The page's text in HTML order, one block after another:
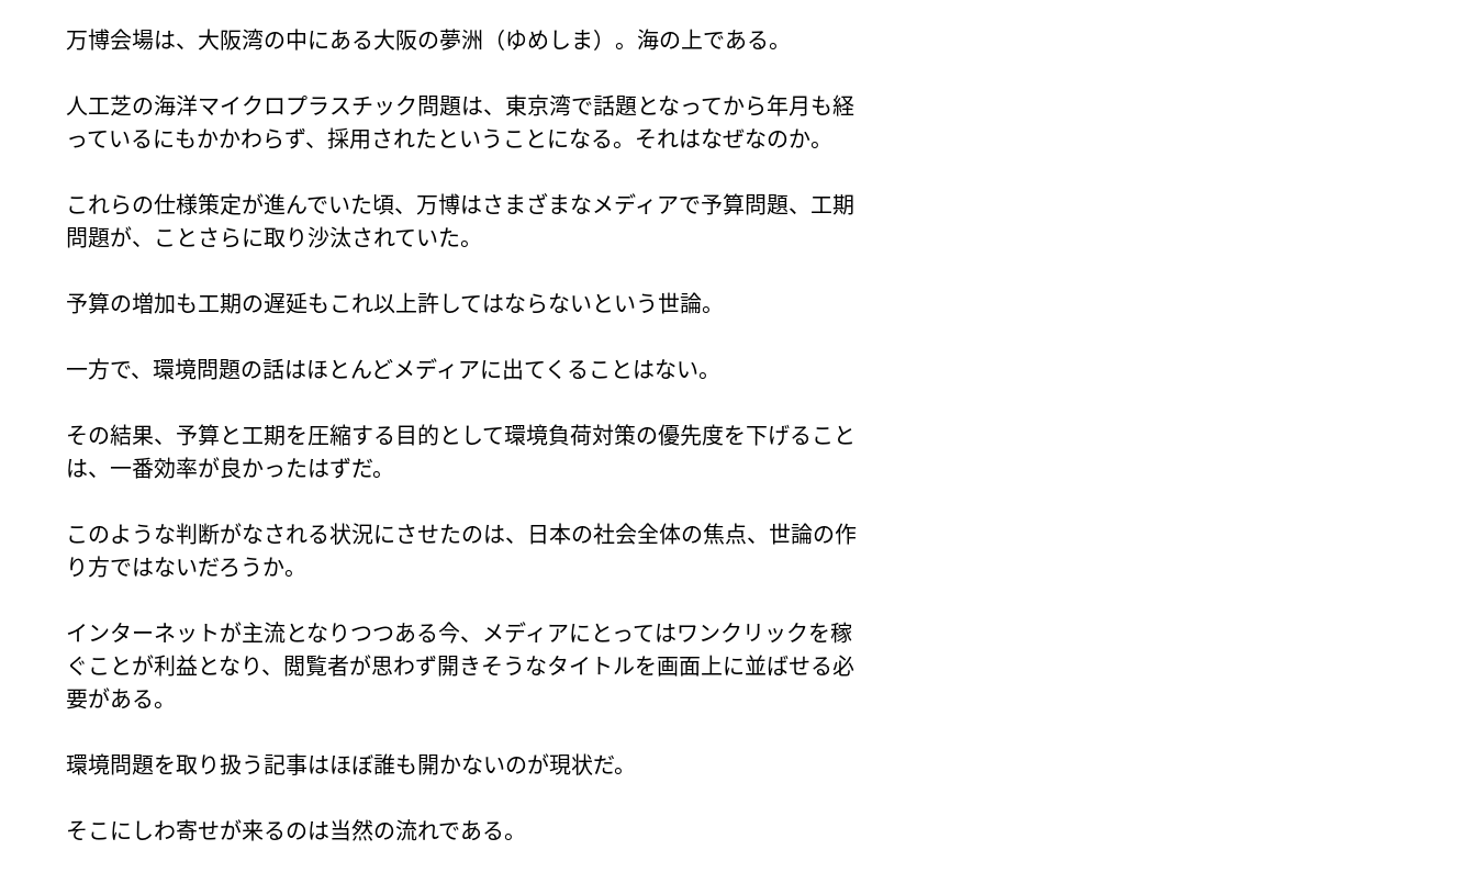
万博会場は、大阪湾の中にある大阪の夢洲（ゆめしま）。海の上である。
人工芝の海洋マイクロプラスチック問題は、東京湾で話題となってから年月も経
っているにもかかわらず、採用されたということになる。それはなぜなのか。
これらの仕様策定が進んでいた頃、万博はさまざまなメディアで予算問題、工期
問題が、ことさらに取り沙汰されていた。
予算の増加も工期の遅延もこれ以上許してはならないという世論。
一方で、環境問題の話はほとんどメディアに出てくることはない。
その結果、予算と工期を圧縮する目的として環境負荷対策の優先度を下げること
は、一番効率が良かったはずだ。
このような判断がなされる状況にさせたのは、日本の社会全体の焦点、世論の作
り方ではないだろうか。
インターネットが主流となりつつある今、メディアにとってはワンクリックを稼
ぐことが利益となり、閲覧者が思わず開きそうなタイトルを画面上に並ばせる必
要がある。
環境問題を取り扱う記事はほぼ誰も開かないのが現状だ。
そこにしわ寄せが来るのは当然の流れである。